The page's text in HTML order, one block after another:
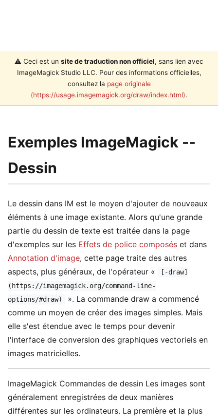
⚠️ Ceci est un site de traduction non officiel, sans lien avec
ImageMagick Studio LLC. Pour des informations officielles,
consultez la page originale
(https://usage.imagemagick.org/draw/index.html).
Exemples ImageMagick --
Dessin
Le dessin dans IM est le moyen d'ajouter de nouveaux
éléments à une image existante. Alors qu'une grande
partie du dessin de texte est traitée dans la page
d'exemples sur les Effets de police composés et dans
Annotation d'image, cette page traite des autres
aspects, plus généraux, de l'opérateur «
[-draw]
(https://imagemagick.org/command-line-
options/#draw)
». La commande draw a commencé
comme un moyen de créer des images simples. Mais
elle s'est étendue avec le temps pour devenir
l'interface de conversion des graphiques vectoriels en
images matricielles.
ImageMagick Commandes de dessin Les images sont
généralement enregistrées de deux manières
différentes sur les ordinateurs. La première et la plus